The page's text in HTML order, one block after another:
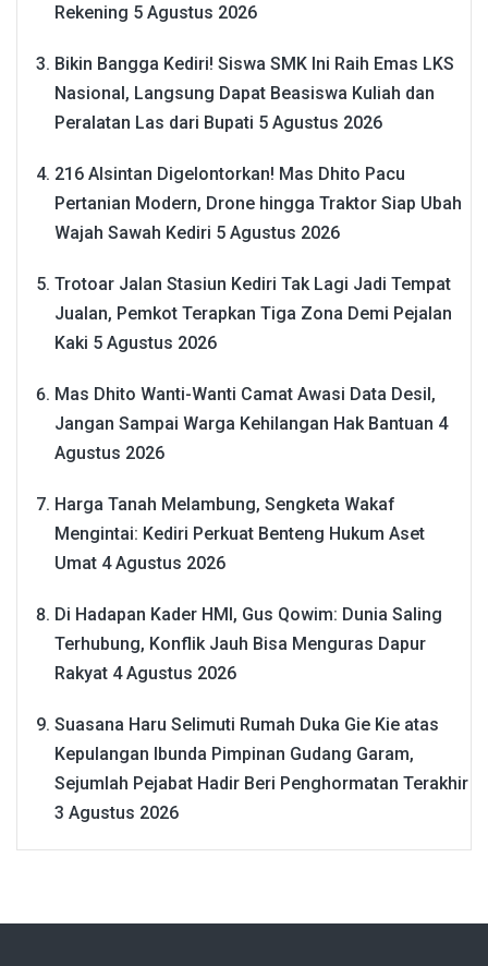
Rekening 5 Agustus 2026
Bikin Bangga Kediri! Siswa SMK Ini Raih Emas LKS
Nasional, Langsung Dapat Beasiswa Kuliah dan
Peralatan Las dari Bupati 5 Agustus 2026
216 Alsintan Digelontorkan! Mas Dhito Pacu
Pertanian Modern, Drone hingga Traktor Siap Ubah
Wajah Sawah Kediri 5 Agustus 2026
Trotoar Jalan Stasiun Kediri Tak Lagi Jadi Tempat
Jualan, Pemkot Terapkan Tiga Zona Demi Pejalan
Kaki 5 Agustus 2026
Mas Dhito Wanti-Wanti Camat Awasi Data Desil,
Jangan Sampai Warga Kehilangan Hak Bantuan 4
Agustus 2026
Harga Tanah Melambung, Sengketa Wakaf
Mengintai: Kediri Perkuat Benteng Hukum Aset
Umat 4 Agustus 2026
Di Hadapan Kader HMI, Gus Qowim: Dunia Saling
Terhubung, Konflik Jauh Bisa Menguras Dapur
Rakyat 4 Agustus 2026
Suasana Haru Selimuti Rumah Duka Gie Kie atas
Kepulangan Ibunda Pimpinan Gudang Garam,
Sejumlah Pejabat Hadir Beri Penghormatan Terakhir
3 Agustus 2026